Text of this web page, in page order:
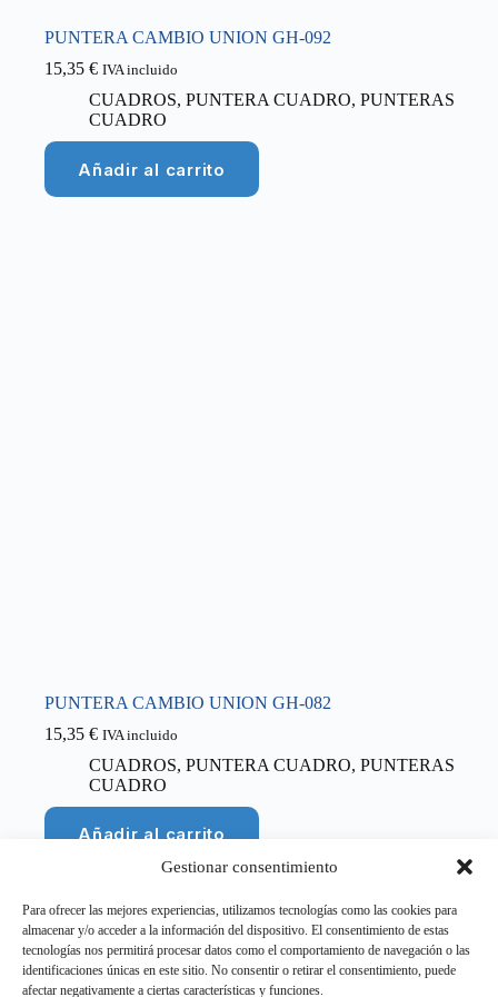
Gestionar consentimiento
Para ofrecer las mejores experiencias, utilizamos tecnologías como las cookies para
almacenar y/o acceder a la información del dispositivo. El consentimiento de estas
tecnologías nos permitirá procesar datos como el comportamiento de navegación o las
identificaciones únicas en este sitio. No consentir o retirar el consentimiento, puede
afectar negativamente a ciertas características y funciones.
PUNTERA CAMBIO UNION GH-092
15,35 € IVA incluido
CUADROS, PUNTERA CUADRO, PUNTERAS
CUADRO
Añadir al carrito
PUNTERA CAMBIO UNION GH-082
15,35 € IVA incluido
CUADROS, PUNTERA CUADRO, PUNTERAS
CUADRO
Añadir al carrito
SIGUIENTE